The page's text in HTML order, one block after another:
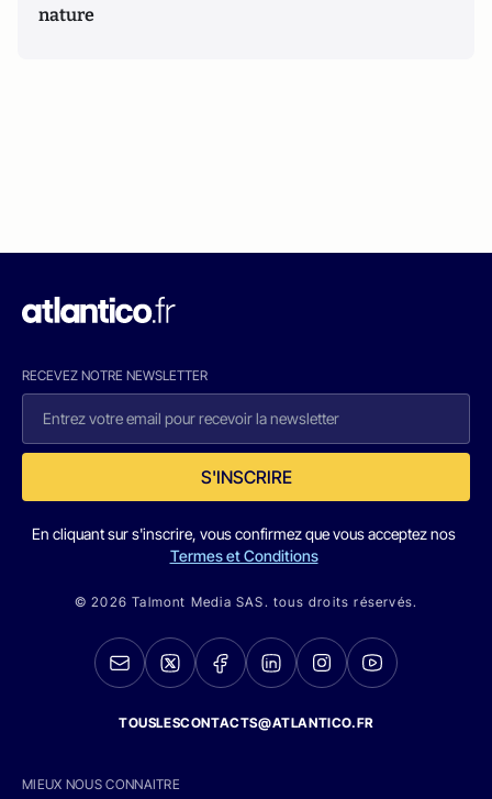
nature
RECEVEZ NOTRE NEWSLETTER
S'INSCRIRE
En cliquant sur s'inscrire, vous confirmez que vous acceptez nos
Termes et Conditions
© 2026 Talmont Media SAS. tous droits réservés.
TOUSLESCONTACTS@ATLANTICO.FR
MIEUX NOUS CONNAITRE